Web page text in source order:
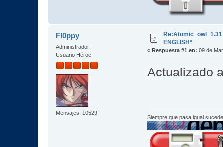
Fl0ppy
Administrador
Usuario Héroe
Mensajes: 10529
ENGLISH*
« Respuesta #1 en: 09 de
Actualizado
Siempre que pasa igual